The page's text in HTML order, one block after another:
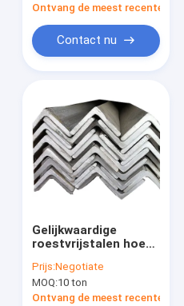
Ontvang de meest recente
Contact nu
Gelijkwaardige
roestvrijstalen hoek
316L 316
Prijs:Negotiate
MOQ:10 ton
Ontvang de meest recente